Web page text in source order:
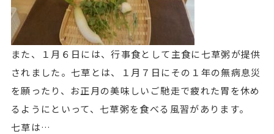
また、１月６日には、行事食として主食に七草粥が提供
されました。七草とは、１月７日にその１年の無病息災
を願ったり、お正月の美味しいご馳走で疲れた胃を休め
るようにといって、七草粥を食べる風習があります。
七草は…